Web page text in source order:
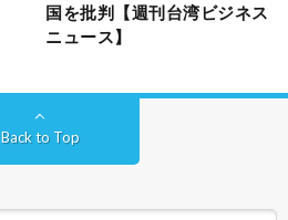
国を批判【週刊台湾ビジネス
ニュース】
Back to Top